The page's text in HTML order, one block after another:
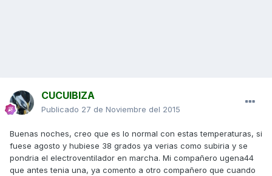
CUCUIBIZA
Publicado 27 de Noviembre del 2015
Buenas noches, creo que es lo normal con estas temperaturas, si
fuese agosto y hubiese 38 grados ya verias como subiria y se
pondria el electroventilador en marcha. Mi compañero ugena44
que antes tenia una, ya comento a otro compañero que cuando